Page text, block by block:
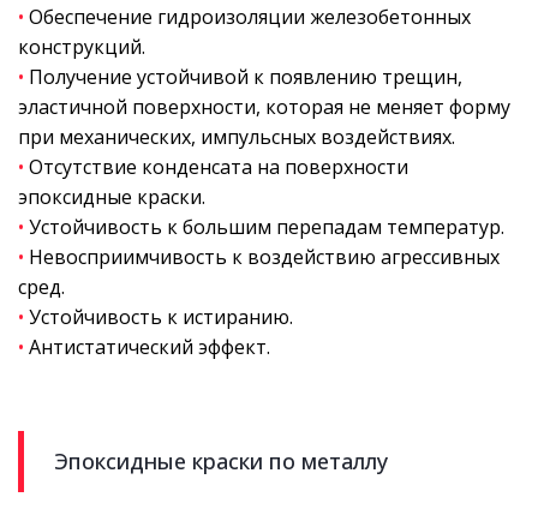
• Обеспечение гидроизоляции железобетонных
конструкций.
• Получение устойчивой к появлению трещин,
эластичной поверхности, которая не меняет форму
при механических, импульсных воздействиях.
• Отсутствие конденсата на поверхности
эпоксидные краски.
• Устойчивость к большим перепадам температур.
• Невосприимчивость к воздействию агрессивных
сред.
• Устойчивость к истиранию.
• Антистатический эффект.
Эпоксидные краски по металлу